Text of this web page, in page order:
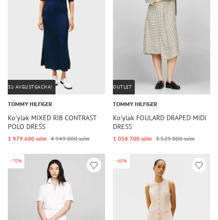
31-AVGUSTGACHA!
TOMMY HILFIGER
Koʻylak MIXED RIB CONTRAST
POLO DRESS
1 979 600 so‘m 4 949 000 so‘m
OUTLET
TOMMY HILFIGER
Koʻylak FOULARD DRAPED MIDI
DRESS
1 058 700 so‘m 3 529 000 so‘m
-70% -60%